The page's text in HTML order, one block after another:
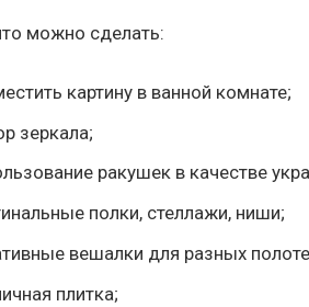
можно сделать:
картину в ванной комнате;
зеркала;
ракушек в качестве
полки, стеллажи, ниши;
вешалки для разных
плитка;